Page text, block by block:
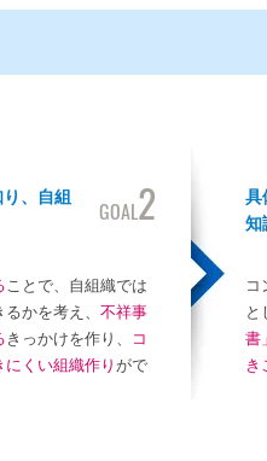
GOAL2
、自組
ことで、自組織では
るかを考え、不祥事
きっかけを作り、
コ
にくい組織作りがで
具
知
コ
と
書
き